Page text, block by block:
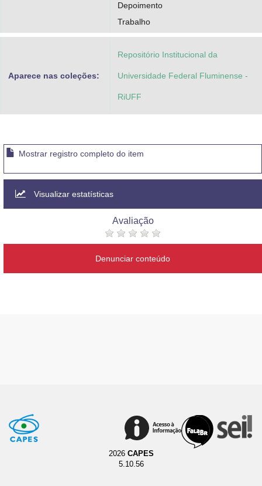
Depoimento
Trabalho
Aparece nas coleções:
Repositório Institucional da
Universidade Federal Fluminense -
RiUFF
Mostrar registro completo do item
Visualizar estatísticas
Avaliação
Denunciar conteúdo
2026 CAPES
5.10.56